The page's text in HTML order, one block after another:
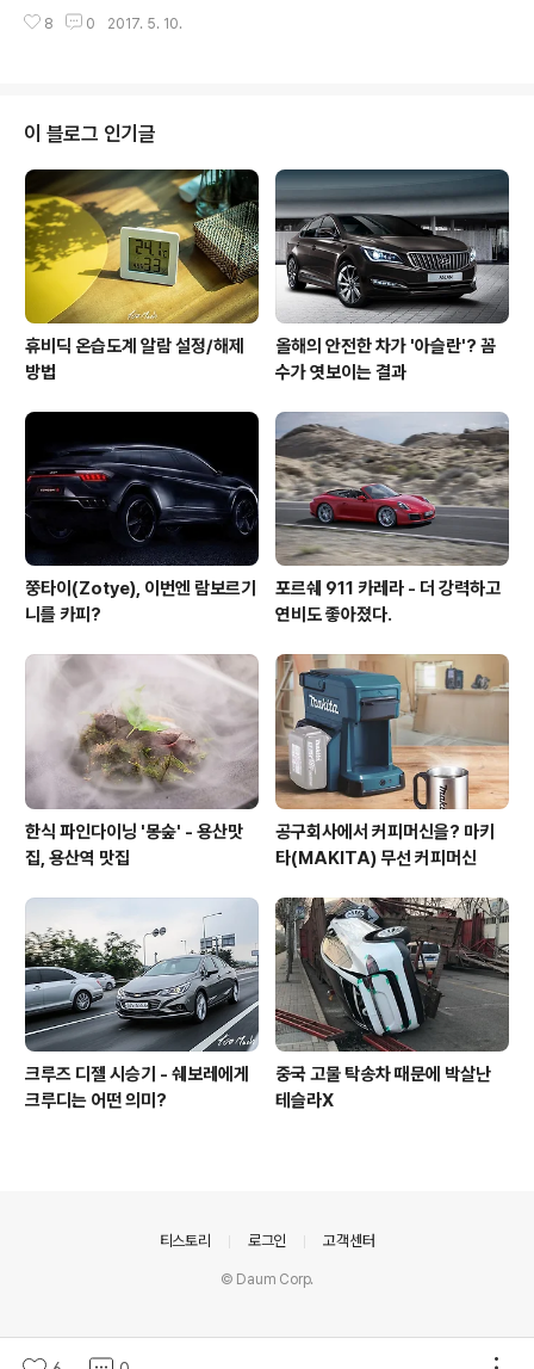
MDPS 적용 2.0 터보(플래티넘) : 3,780만원~3,810만
0일만에 완료되는 등 높은 인기를 받고 있는데, 롱바디가
상 설명이 필요치 않은 초호화 플래그쉽 SUV" 라며, "에스
컬레이드 출시를 통해 강화된 브랜드 위상을 공고히 하는
한편 판매실적 견인의 기회로 삼을 것"이라고 전했다. 새로
운 에스컬레이드 숏바디의 국내 판매가격은 1억 2,780만
원(VAT 포함)이다. 에스컬레이드는 1999년 1세대 출시
이후에 꾸준한 사랑을 받아왔는..
8 0 2017. 5. 10.
이 블로그 인기글
휴비딕 온습도계 알람 설정/해제
방법
올해의 안전한 차가 '아슬란'? 꼼
수가 엿보이는 결과
쭝타이(Zotye), 이번엔 람보르기
니를 카피?
포르쉐 911 카레라 - 더 강력하고
연비도 좋아졌다.
한식 파인다이닝 '몽숲' - 용산맛
집, 용산역 맛집
공구회사에서 커피머신을? 마키
타(MAKITA) 무선 커피머신
크루즈 디젤 시승기 - 쉐보레에게
크루디는 어떤 의미?
중국 고물 탁송차 때문에 박살난
테슬라X
티스토리 로그인 고객센터
© Daum Corp.